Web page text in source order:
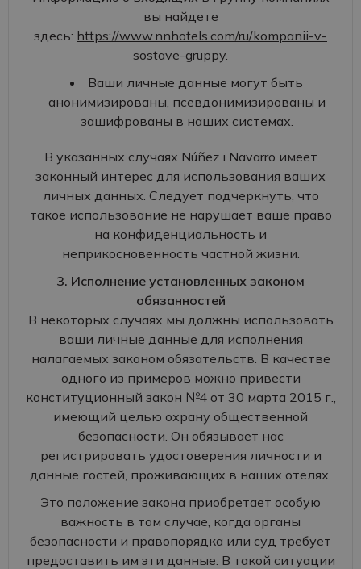
вы найдете
здесь: https://www.nnhotels.com/ru/kompanii-v-
sostave-gruppy.
Ваши личные данные могут быть
анонимизированы, псевдонимизированы и
зашифрованы в наших системах.
В указанных случаях Núñez i Navarro имеет
законный интерес для использования ваших
личных данных. Следует подчеркнуть, что
такое использование не нарушает ваше право
на конфиденциальность и
неприкосновенность частной жизни.
3. Исполнение установленных законом
обязанностей
В некоторых случаях мы должны использовать
ваши личные данные для исполнения
налагаемых законом обязательств. В качестве
одного из примеров можно привести
конституционный закон №4 от 30 марта 2015 г.,
имеющий целью охрану общественной
безопасности. Он обязывает нас
регистрировать удостоверения личности и
данные гостей, проживающих в наших отелях.
Это положение закона приобретает особую
важность в том случае, когда органы
безопасности и правопорядка или суд требует
предоставить им эти данные. В такой ситуации